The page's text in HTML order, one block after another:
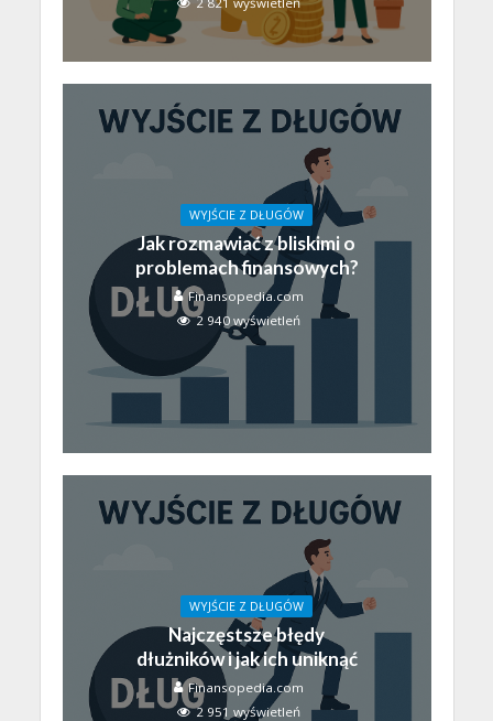
WYJŚCIE Z DŁUGÓW
Jak rozmawiać z bliskimi o
problemach finansowych?
Finansopedia.com
2 940 wyświetleń
WYJŚCIE Z DŁUGÓW
Najczęstsze błędy
dłużników i jak ich uniknąć
Finansopedia.com
2 951 wyświetleń